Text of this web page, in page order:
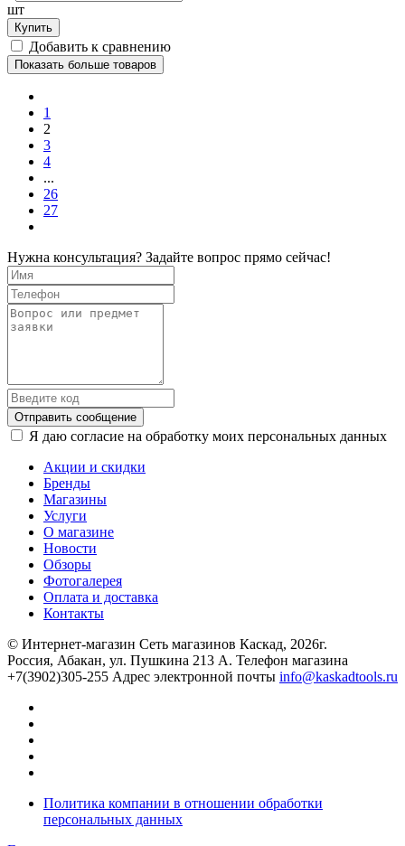
шт
Купить
Добавить к сравнению
Показать больше товаров
1
2
3
4
...
26
27
Нужна консультация? Задайте вопрос прямо сейчас!
Отправить сообщение
Я даю согласие на обработку моих персональных данных
Акции и скидки
Бренды
Магазины
Услуги
О магазине
Новости
Обзоры
Фотогалерея
Оплата и доставка
Контакты
© Интернет-магазин Сеть магазинов Каскад, 2026г.
Россия, Абакан, ул. Пушкина 213 А. Телефон магазина
+7(3902)305-255 Адрес электронной почты info@kaskadtools.ru
Политика компании в отношении обработки
персональных данных